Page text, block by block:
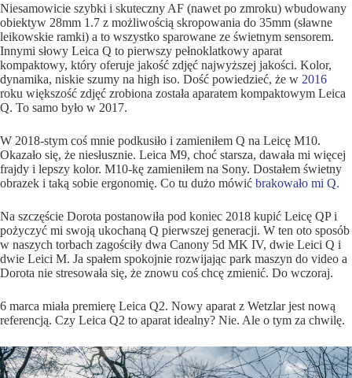
Niesamowicie szybki i skuteczny AF (nawet po zmroku) wbudowany
obiektyw 28mm 1.7 z możliwością skropowania do 35mm (sławne
leikowskie ramki) a to wszystko sparowane ze świetnym sensorem.
Innymi słowy Leica Q to pierwszy pełnoklatkowy aparat
kompaktowy, który oferuje jakość zdjęć najwyższej jakości. Kolor,
dynamika, niskie szumy na high iso. Dość powiedzieć, że w 2016
roku większość zdjęć zrobiona została aparatem kompaktowym Leica
Q. To samo było w 2017.
W 2018-stym coś mnie podkusiło i zamieniłem Q na Leicę M10.
Okazało się, że niesłusznie. Leica M9, choć starsza, dawała mi więcej
frajdy i lepszy kolor. M10-kę zamieniłem na Sony. Dostałem świetny
obrazek i taką sobie ergonomię. Co tu dużo mówić brakowało mi Q.
Na szczęście Dorota postanowiła pod koniec 2018 kupić Leicę QP i
pożyczyć mi swoją ukochaną Q pierwszej generacji. W ten oto sposób
w naszych torbach zagościły dwa Canony 5d MK IV, dwie Leici Q i
dwie Leici M. Ja spałem spokojnie rozwijając park maszyn do video a
Dorota nie stresowała się, że znowu coś chcę zmienić. Do wczoraj.
6 marca miała premierę Leica Q2. Nowy aparat z Wetzlar jest nową
referencją. Czy Leica Q2 to aparat idealny? Nie. Ale o tym za chwilę.